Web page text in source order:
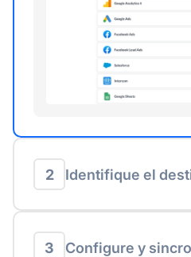
2 Identifique el
3 Configure y